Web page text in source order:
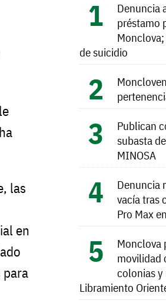
las
en
Denuncia
préstamo
de suicidio
Publican
subasta
MINOSA
Denuncia
vacía tras
Pro Max
Monclova
movilidad
colonias y
Libramiento